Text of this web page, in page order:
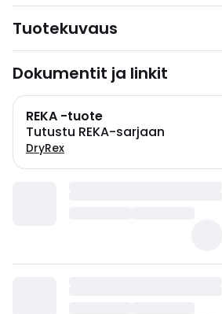
Tuotekuvaus
Dokumentit ja linkit
REKA -tuote
Tutustu REKA-sarjaan
DryRex